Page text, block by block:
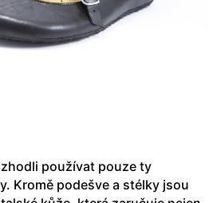
používat pouze ty
Kromě podešve a stélky jsou